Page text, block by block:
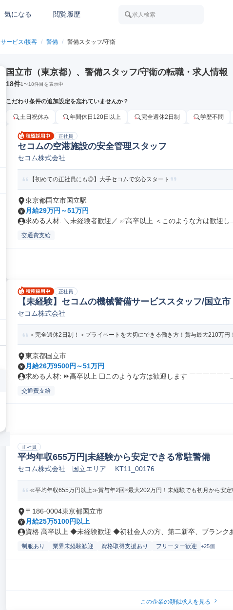
気になる 閲覧履歴 求人検索
サービス/接客 / 警備 / 警備スタッフ/守衛
国立市（東京都）、警備スタッフ/守衛の転職・求人情報
18件1〜18件目を表示中
こだわり条件の追加設定を忘れていませんか？
土日祝休み 年間休日120日以上 完全週休2日制 学歴不問
正社員
セコムの空港施設の安全管理スタッフ
セコム株式会社
【初めての正社員にも◎】大手セコムで安心スタート
東京都国立市国立駅
月給29万円～51万円
求める人材: ＼未経験者歓迎／ ✅高卒以上 ＜このような方は歓迎し...
交通費支給
正社員
【未経験】セコムの機械警備サービススタッフ/国立市
セコム株式会社
＜完全週休2日制！＞プライベートを大切にできる働き方！賞与最大210万円！
東京都国立市
月給26万9500円～51万円
求める人材: ⏩高卒以上 ❏このような方は歓迎します ￣￣￣￣￣￣...
交通費支給
正社員
平均年収655万円|未経験から安定できる常駐警備
セコム株式会社 国立エリア KT11_00176
≪平均年収655万円以上≫賞与年2回×最大202万円！未経験でも初月から安定
〒186-0004東京都国立市
月給25万5100円以上
資格 高卒以上 ◆未経験歓迎 ◆初社会人の方、第二新卒、ブランク
制服あり 業界未経験歓迎 資格取得支援あり フリーター歓迎 +25個
この企業の類似求人を見る